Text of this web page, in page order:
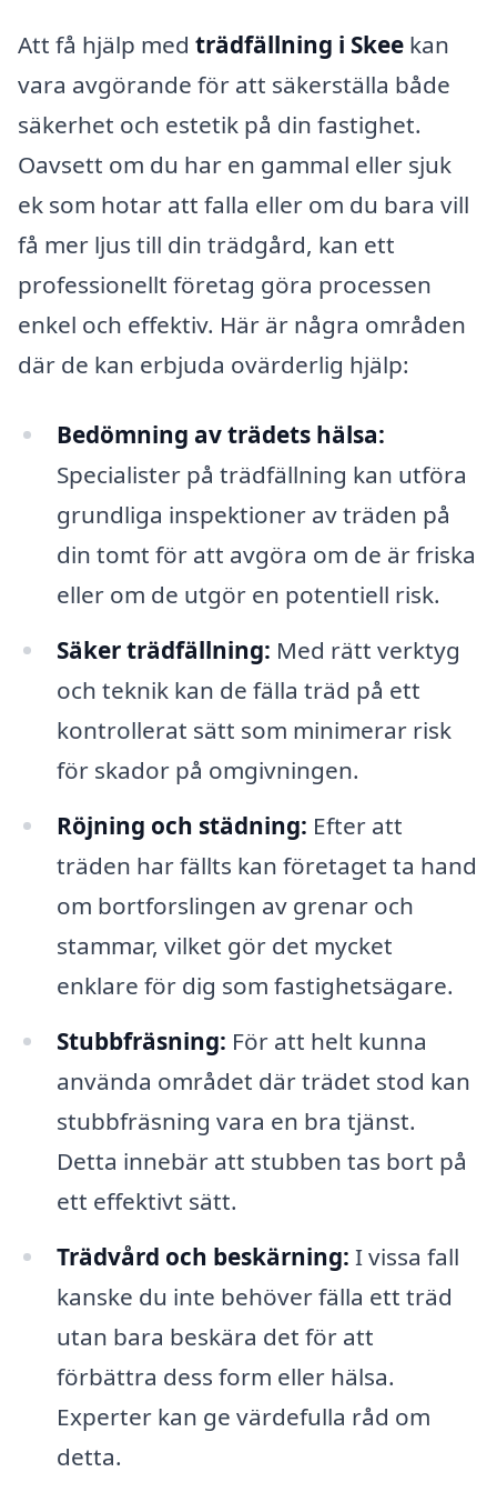
Att få hjälp med trädfällning i Skee kan
vara avgörande för att säkerställa både
säkerhet och estetik på din fastighet.
Oavsett om du har en gammal eller sjuk
ek som hotar att falla eller om du bara vill
få mer ljus till din trädgård, kan ett
professionellt företag göra processen
enkel och effektiv. Här är några områden
där de kan erbjuda ovärderlig hjälp:
Bedömning av trädets hälsa:
Specialister på trädfällning kan utföra
grundliga inspektioner av träden på
din tomt för att avgöra om de är friska
eller om de utgör en potentiell risk.
Säker trädfällning: Med rätt verktyg
och teknik kan de fälla träd på ett
kontrollerat sätt som minimerar risk
för skador på omgivningen.
Röjning och städning: Efter att
träden har fällts kan företaget ta hand
om bortforslingen av grenar och
stammar, vilket gör det mycket
enklare för dig som fastighetsägare.
Stubbfräsning: För att helt kunna
använda området där trädet stod kan
stubbfräsning vara en bra tjänst.
Detta innebär att stubben tas bort på
ett effektivt sätt.
Trädvård och beskärning: I vissa fall
kanske du inte behöver fälla ett träd
utan bara beskära det för att
förbättra dess form eller hälsa.
Experter kan ge värdefulla råd om
detta.